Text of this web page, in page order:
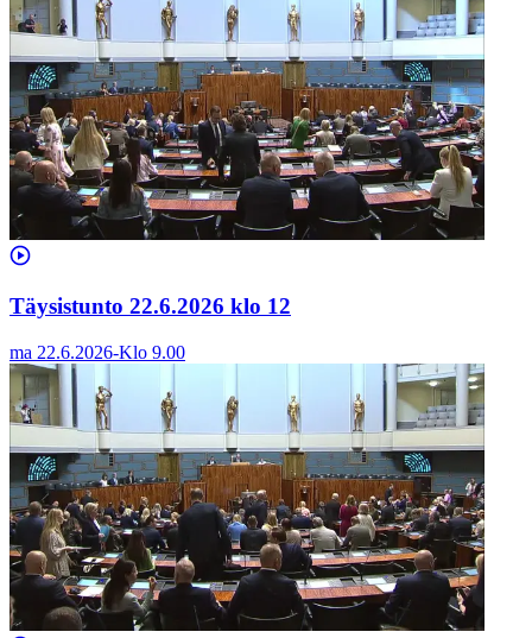
Täysistunto 22.6.2026 klo 12
ma 22.6.2026-Klo 9.00